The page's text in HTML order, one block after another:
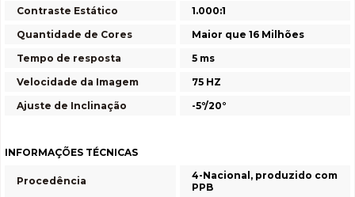
Contraste Estático
1.000:1
Quantidade de Cores
Maior que 16 Milhões
Tempo de resposta
5 ms
Velocidade da Imagem
75 HZ
Ajuste de Inclinação
-5º/20°
INFORMAÇÕES TÉCNICAS
Procedência
4-Nacional, produzido com
PPB